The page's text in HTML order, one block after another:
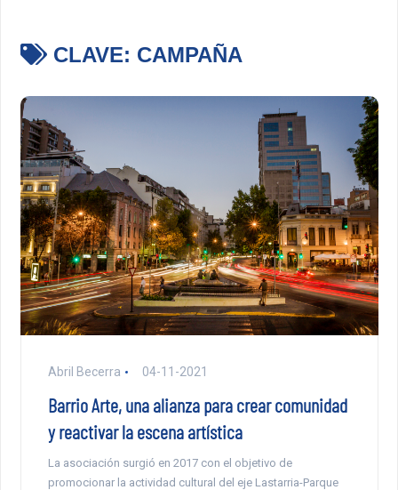
CLAVE: CAMPAÑA
Abril Becerra 04-11-2021
Barrio Arte, una alianza para crear comunidad
y reactivar la escena artística
La asociación surgió en 2017 con el objetivo de
promocionar la actividad cultural del eje Lastarria-Parque